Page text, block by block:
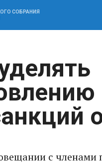
СОБРАНИЯ
с членами